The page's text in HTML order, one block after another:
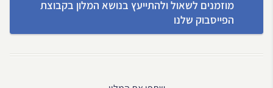
מוזמנים לשאול ולהתייעץ בנושא המלון בקבוצת
הפייסבוק שלנו